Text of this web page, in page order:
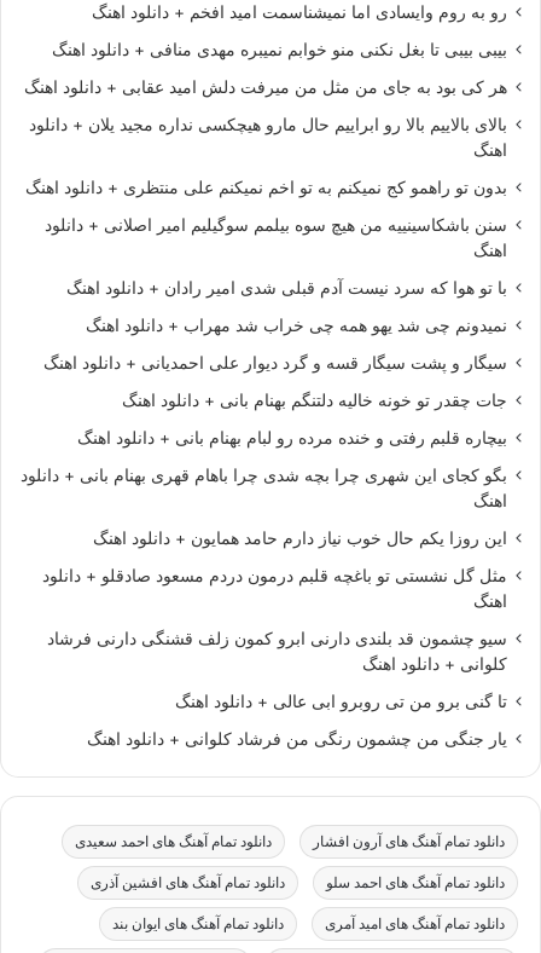
رو به روم وایسادی اما نمیشناسمت امید افخم + دانلود اهنگ
بیبی بیبی تا بغل نکنی منو خوابم نمیبره مهدی منافی + دانلود اهنگ
هر کی بود به جای من مثل من میرفت دلش امید عقابی + دانلود اهنگ
بالای بالاییم بالا رو ابراییم حال مارو هیچکسی نداره مجید یلان + دانلود
اهنگ
بدون تو راهمو کج نمیکنم به تو اخم نمیکنم علی منتظری + دانلود اهنگ
سنن باشکاسینییه من هیچ سوه بیلمم سوگیلیم امیر اصلانی + دانلود
اهنگ
با تو هوا که سرد نیست آدم قبلی شدی امیر رادان + دانلود اهنگ
نمیدونم چی شد یهو همه چی خراب شد مهراب + دانلود اهنگ
سیگار و پشت سیگار قسه و گرد دیوار علی احمدیانی + دانلود اهنگ
جات چقدر تو خونه خالیه دلتنگم بهنام بانی + دانلود اهنگ
بیچاره قلبم رفتی و خنده مرده رو لبام بهنام بانی + دانلود اهنگ
بگو کجای این شهری چرا بچه شدی چرا باهام قهری بهنام بانی + دانلود
اهنگ
این روزا یکم حال خوب نیاز دارم حامد همایون + دانلود اهنگ
مثل گل نشستی تو باغچه قلبم درمون دردم مسعود صادقلو + دانلود
اهنگ
سیو چشمون قد بلندی دارنی ابرو کمون زلف قشنگی دارنی فرشاد
کلوانی + دانلود اهنگ
تا گنی برو من تی روبرو ابی عالی + دانلود اهنگ
یار جنگی من چشمون رنگی من فرشاد کلوانی + دانلود اهنگ
دانلود تمام آهنگ های آرون افشار دانلود تمام آهنگ های احمد سعیدی
دانلود تمام آهنگ های احمد سلو دانلود تمام آهنگ های افشین آذری
دانلود تمام آهنگ های امید آمری دانلود تمام آهنگ های ایوان بند